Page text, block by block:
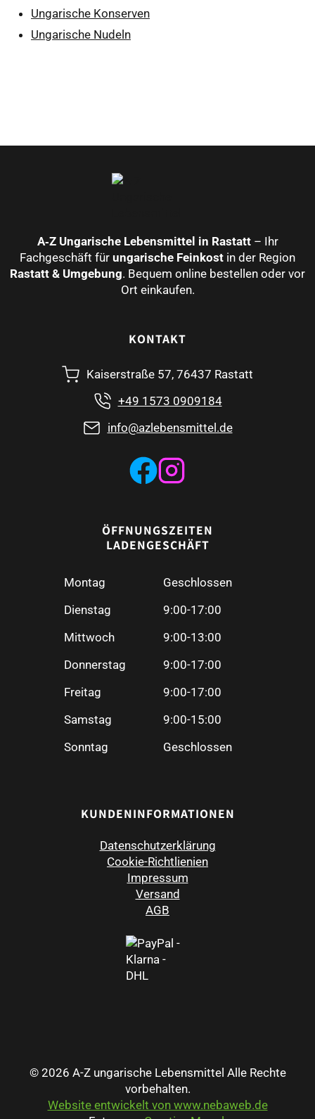
Ungarische Konserven
Ungarische Nudeln
A‑Z Ungarische Lebensmittel in Rastatt– Ihr
Fachgeschäft für ungarische Feinkost in der Region
Rastatt & Umgebung. Bequem online bestellen oder vor
Ort einkaufen.
KONTAKT
Kaiserstraße 57, 76437 Rastatt
+49 1573 0909184
info@azlebensmittel.de
ÖFFNUNGSZEITEN
LADENGESCHÄFT
Montag
Geschlossen
Dienstag
9:00-17:00
Mittwoch
9:00-13:00
Donnerstag
9:00-17:00
Freitag
9:00-17:00
Samstag
9:00-15:00
Sonntag
Geschlossen
KUNDENINFORMATIONEN
Datenschutzerklärung
Cookie-Richtlienien
Impressum
Versand
AGB
© 2026 A-Z ungarische Lebensmittel Alle Rechte
vorbehalten.
Website entwickelt von www.nebaweb.de